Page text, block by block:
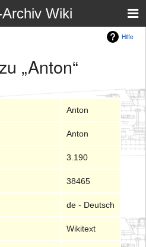
Wiki
Hilfe
„Anton“
Anton
Anton
3.190
38465
de - Deutsch
Wikitext